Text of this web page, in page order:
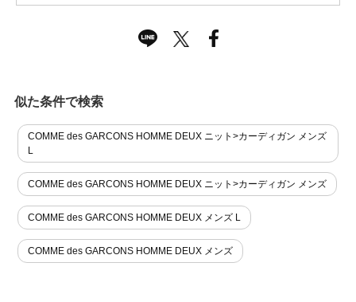
似た条件で検索
COMME des GARCONS HOMME DEUX ニット>カーディガン メンズ
L
COMME des GARCONS HOMME DEUX ニット>カーディガン メンズ
COMME des GARCONS HOMME DEUX メンズ L
COMME des GARCONS HOMME DEUX メンズ